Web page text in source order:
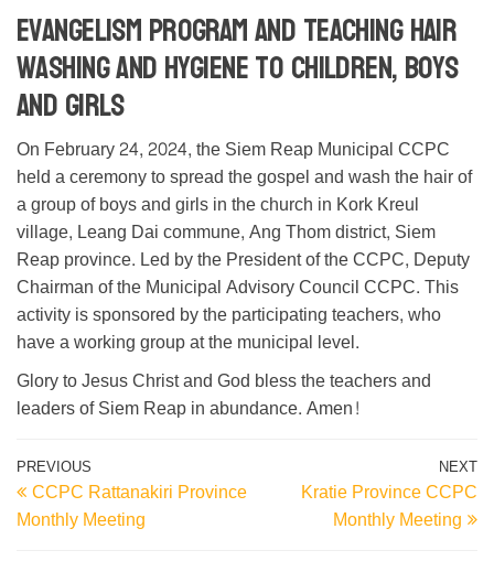
Evangelism program and teaching hair
washing and hygiene to children, boys
and girls
On February 24, 2024, the Siem Reap Municipal CCPC
held a ceremony to spread the gospel and wash the hair of
a group of boys and girls in the church in Kork Kreul
village, Leang Dai commune, Ang Thom district, Siem
Reap province. Led by the President of the CCPC, Deputy
Chairman of the Municipal Advisory Council CCPC. This
activity is sponsored by the participating teachers, who
have a working group at the municipal level.
Glory to Jesus Christ and God bless the teachers and
leaders of Siem Reap in abundance. Amen!
Post
navigation
Previous
Post
PREVIOUS
CCPC Rattanakiri Province
Monthly Meeting
NEXT
Kratie Province CCPC
Monthly Meeting